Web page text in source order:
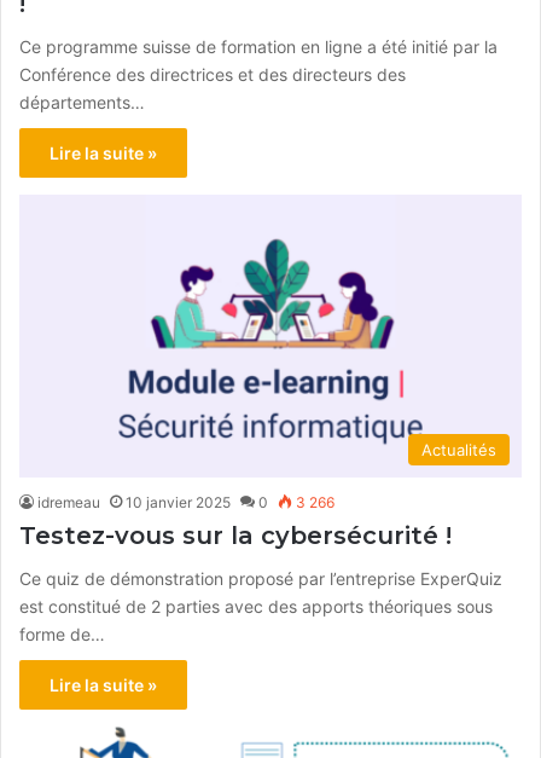
Ce programme suisse de formation en ligne a été initié par la
Conférence des directrices et des directeurs des
départements…
Lire la suite »
Actualités
idremeau 10 janvier 2025 0 3 266
Testez-vous sur la cybersécurité !
Ce quiz de démonstration proposé par l’entreprise ExperQuiz
est constitué de 2 parties avec des apports théoriques sous
forme de…
Lire la suite »